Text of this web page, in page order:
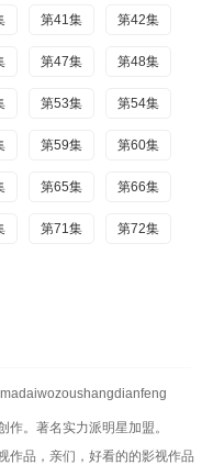
第41集 第42集
第47集 第48集
第53集 第54集
第59集 第60集
第65集 第66集
第71集 第72集
。著名实力派明星加盟。
作品，亲们，好看的的影视作品